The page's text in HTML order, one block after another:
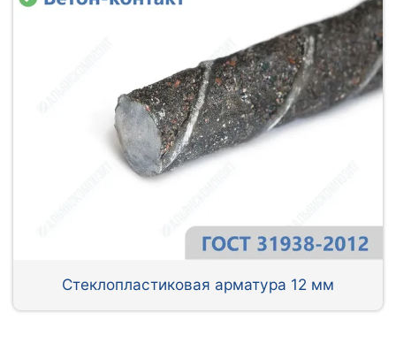
Стеклопластиковая арматура 12 мм